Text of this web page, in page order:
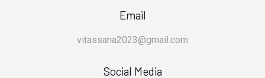
Email
vitassana2023@gmail.com
Social Media